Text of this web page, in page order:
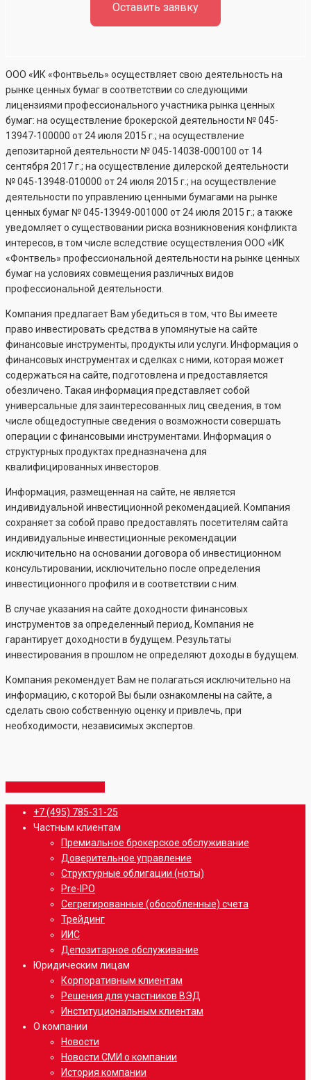
Оставить заявку
ООО «ИК «Фонтвьель» осуществляет свою деятельность на
рынке ценных бумаг в соответствии со следующими
лицензиями профессионального участника рынка ценных
бумаг: на осуществление брокерской деятельности №045-
13947-100000 от 24 июля 2015 г.; на осуществление
депозитарной деятельности №045-14038-000100 от 14
сентября 2017 г.; на осуществление дилерской деятельности
№045-13948-010000 от 24 июля 2015 г.; на осуществление
деятельности по управлению ценными бумагами на рынке
ценных бумаг №045-13949-001000 от 24 июля 2015 г.; а также
уведомляет о существовании риска возникновения конфликта
интересов, в том числе вследствие осуществления ООО «ИК
«Фонтвель» профессиональной деятельности на рынке ценных
бумаг на условиях совмещения различных видов
профессиональной деятельности.
Компания предлагает Вам убедиться в том, что Вы имеете
право инвестировать средства в упомянутые на сайте
финансовые инструменты, продукты или услуги. Информация о
финансовых инструментах и сделках с ними, которая может
содержаться на сайте, подготовлена и предоставляется
обезличено. Такая информация представляет собой
универсальные для заинтересованных лиц сведения, в том
числе общедоступные сведения о возможности совершать
операции с финансовыми инструментами. Информация о
структурных продуктах предназначена для
квалифицированных инвесторов.
Информация, размещенная на сайте, не является
индивидуальной инвестиционной рекомендацией. Компания
сохраняет за собой право предоставлять посетителям сайта
индивидуальные инвестиционные рекомендации
исключительно на основании договора об инвестиционном
консультировании, исключительно после определения
инвестиционного профиля и в соответствии с ним.
В случае указания на сайте доходности финансовых
инструментов за определенный период, Компания не
гарантирует доходности в будущем. Результаты
инвестирования в прошлом не определяют доходы в будущем.
Компания рекомендует Вам не полагаться исключительно на
информацию, с которой Вы были ознакомлены на сайте, а
сделать свою собственную оценку и привлечь, при
необходимости, независимых экспертов.
Close
Menu
+7 (495) 785-31-25
Частным клиентам
Премиальное брокерское обслуживание
Доверительное управление
Структурные облигации (ноты)
Pre-IPO
Сегрегированные (обособленные) счета
Трейдинг
ИИС
Депозитарное обслуживание
Юридическим лицам
Корпоративным клиентам
Решения для участников ВЭД
Институциональным клиентам
О компании
Новости
Новости СМИ о компании
История компании